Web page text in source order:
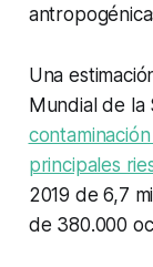
Una
Mundial de la
principales
2019 de 6,7
de 380.000